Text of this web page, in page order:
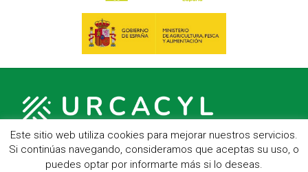
Este sitio web utiliza cookies para mejorar nuestros servicios.
Si continúas navegando, consideramos que aceptas su uso, o
puedes optar por informarte más si lo deseas.